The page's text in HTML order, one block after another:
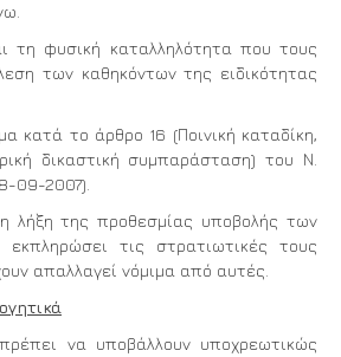
τη φυσική καταλληλότητα που τους
των καθηκόντων της ειδικότητας
κατά το άρθρο 16 (Ποινική καταδίκη,
δικαστική συμπαράσταση) του Ν.
09-2007).
λήξη της προθεσμίας υποβολής των
τις στρατιωτικές τους
απαλλαγεί νόμιμα από αυτές.
να υποβάλλουν υποχρεωτικώς